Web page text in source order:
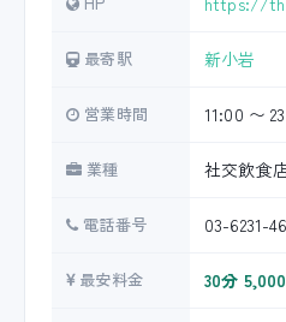
最寄駅 新小岩
営業時間 11:00 〜
業種 社交飲食
電話番号 03-6231-
最安料金 30分